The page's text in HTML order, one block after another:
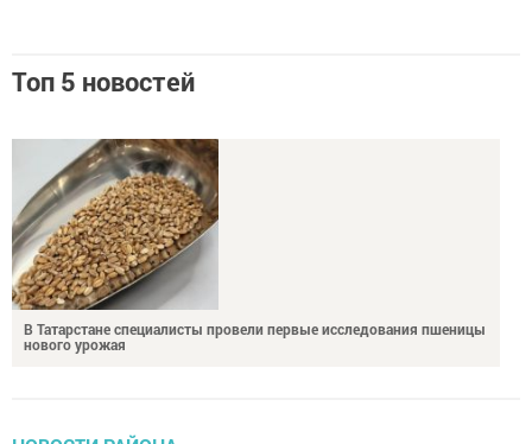
В Татарстане специалисты провели первые исследования пшеницы
нового урожая